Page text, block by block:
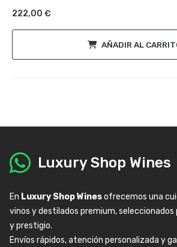
222,00 €
AÑADIR AL
Luxury Shop Wines
En Luxury Shop Winesofrecemos una
vinos y destilados premium, seleccionados
y prestigio.
Envíos rápidos, atención personalizada y